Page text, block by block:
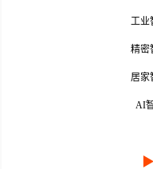
工业
精密
居家
AI
▶